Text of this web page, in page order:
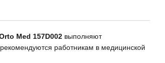
Med 157D002 выполняют
работникам в медицинской